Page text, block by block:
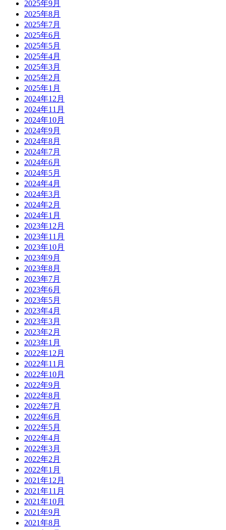
2025年9月
2025年8月
2025年7月
2025年6月
2025年5月
2025年4月
2025年3月
2025年2月
2025年1月
2024年12月
2024年11月
2024年10月
2024年9月
2024年8月
2024年7月
2024年6月
2024年5月
2024年4月
2024年3月
2024年2月
2024年1月
2023年12月
2023年11月
2023年10月
2023年9月
2023年8月
2023年7月
2023年6月
2023年5月
2023年4月
2023年3月
2023年2月
2023年1月
2022年12月
2022年11月
2022年10月
2022年9月
2022年8月
2022年7月
2022年6月
2022年5月
2022年4月
2022年3月
2022年2月
2022年1月
2021年12月
2021年11月
2021年10月
2021年9月
2021年8月